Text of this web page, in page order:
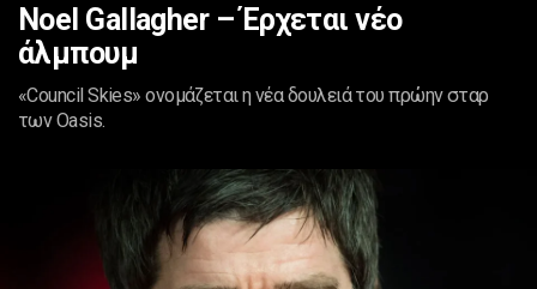
Νoel Gallagher – Έρχεται νέο
άλμπουμ
«Council Skies» ονομάζεται η νέα δουλειά του πρώην σταρ
των Oasis.